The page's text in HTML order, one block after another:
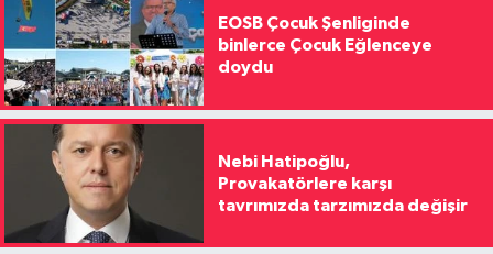
EOSB Çocuk Şenliginde
binlerce Çocuk Eğlenceye
doydu
Nebi Hatipoğlu,
Provakatörlere karşı
tavrımızda tarzımızda değişir